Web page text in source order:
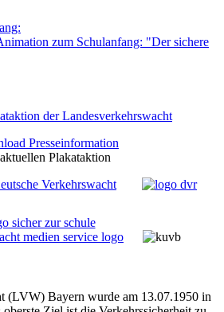
zum Schulanfang: "Der sichere
Presseinformation
Plakataktion
(LVW) Bayern wurde am 13.07.1950 in